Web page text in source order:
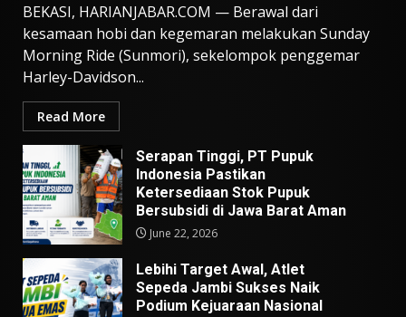
BEKASI, HARIANJABAR.COM — Berawal dari
kesamaan hobi dan kegemaran melakukan Sunday
Morning Ride (Sunmori), sekelompok penggemar
Harley-Davidson...
Read More
Serapan Tinggi, PT Pupuk
Indonesia Pastikan
Ketersediaan Stok Pupuk
Bersubsidi di Jawa Barat Aman
June 22, 2026
Lebihi Target Awal, Atlet
Sepeda Jambi Sukses Naik
Podium Kejuaraan Nasional